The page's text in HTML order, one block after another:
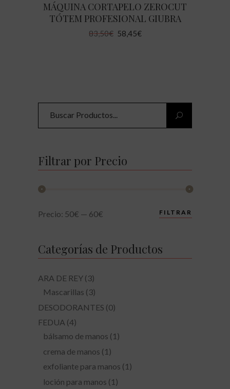
MÁQUINA CORTAPELO ZEROCUT
TÓTEM PROFESIONAL GIUBRA
83,50€ El
precio
58,45€El
Filtrar por Precio
Precio
Precio
FILTRAR
Precio: 50€ — 60€
Categorías de Productos
ARA DE REY (3)
Mascarillas (3)
DESODORANTES (0)
FEDUA (4)
bálsamo de manos (1)
crema de manos (1)
exfoliante para manos (1)
loción para manos (1)